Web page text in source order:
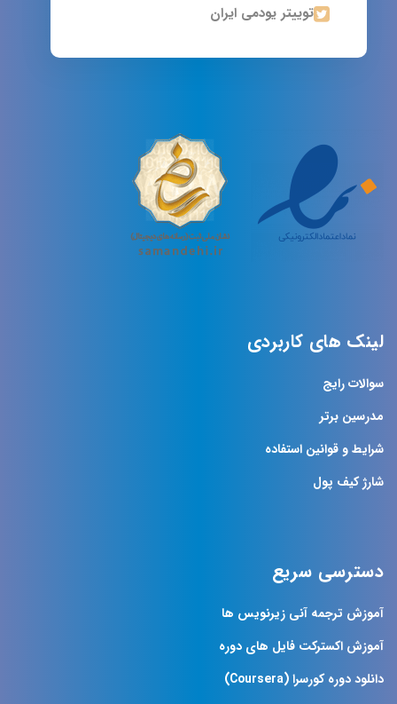
توییتر یودمی ایران
لینک های کاربردی
سوالات رایج
مدرسین برتر
شرایط و قوانین استفاده
شارژ کیف پول
دسترسی سریع
آموزش ترجمه آنی زیرنویس ها
آموزش اکسترکت فایل های دوره
دانلود دوره کورسرا (Coursera)